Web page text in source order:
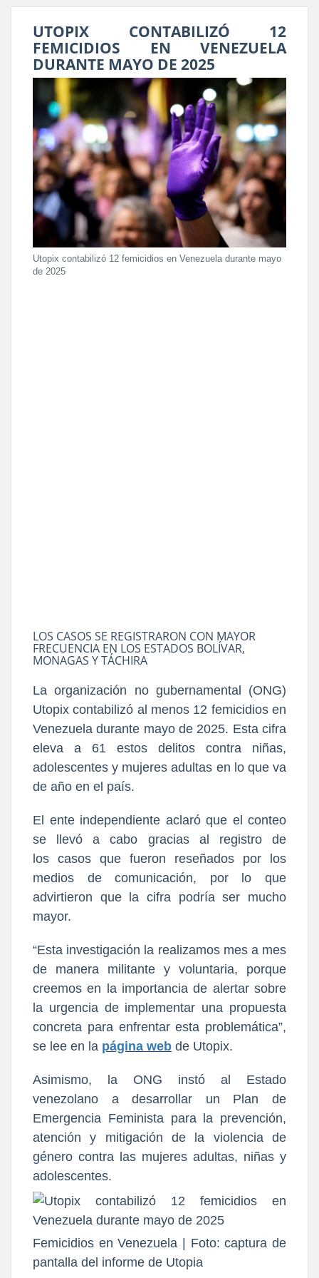
UTOPIX CONTABILIZÓ 12
FEMICIDIOS EN VENEZUELA
DURANTE MAYO DE 2025
Utopix contabilizó 12 femicidios en Venezuela durante mayo
de 2025
LOS CASOS SE REGISTRARON CON MAYOR
FRECUENCIA EN LOS ESTADOS BOLÍVAR,
MONAGAS Y TÁCHIRA
La organización no gubernamental (ONG)
Utopix contabilizó al menos 12 femicidios en
Venezuela durante mayo de 2025. Esta cifra
eleva a 61 estos delitos contra niñas,
adolescentes y mujeres adultas en lo que va
de año en el país.
El ente independiente aclaró que el conteo
se llevó a cabo gracias al registro de
los casos que fueron reseñados por los
medios de comunicación, por lo que
advirtieron que
la cifra podría ser mucho
mayor.
“Esta investigación la realizamos mes a mes
de manera militante y voluntaria, porque
creemos en la importancia de alertar sobre
la urgencia de implementar una propuesta
concreta para enfrentar esta problemática”,
se lee en la página web de Utopix.
Asimismo, la ONG instó al Estado
venezolano a desarrollar un
Plan de
Emergencia Feminista para la prevención,
atención y mitigación de la violencia de
género contra las mujeres adultas, niñas y
adolescentes.
Femicidios en Venezuela | Foto: captura de
pantalla del informe de Utopia